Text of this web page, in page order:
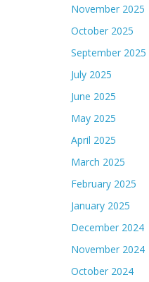
November 2025
October 2025
September 2025
July 2025
June 2025
May 2025
April 2025
March 2025
February 2025
January 2025
December 2024
November 2024
October 2024